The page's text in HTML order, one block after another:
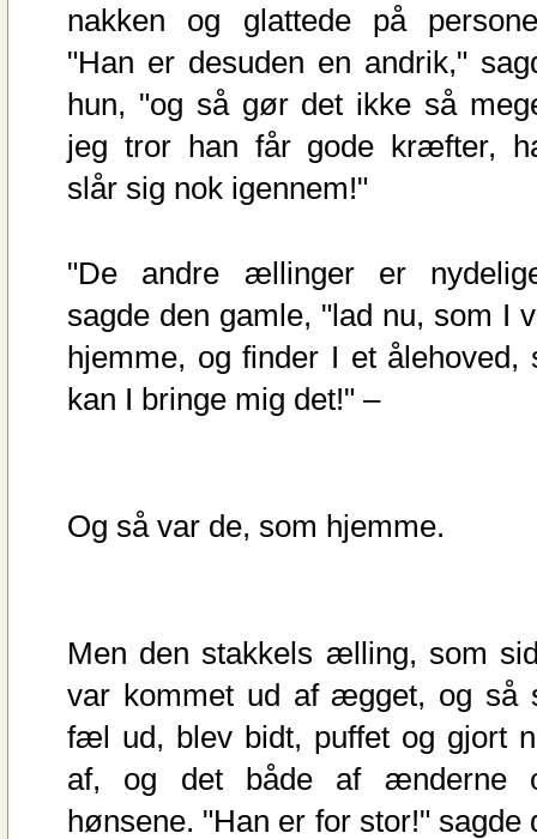
nakken og glattede på
"Han er desuden en andrik,"
hun, "og så gør det ikke så
jeg tror han får gode kræfter,
slår sig nok igennem!"
"De andre ællinger er
sagde den gamle, "lad nu, som I
hjemme, og finder I et ålehoved,
kan I bringe mig det!" –
Og så var de, som hjemme.
Men den stakkels ælling, som
var kommet ud af ægget, og så
fæl ud, blev bidt, puffet og gjort
af, og det både af ænderne
hønsene. "Han er for stor!" sagde